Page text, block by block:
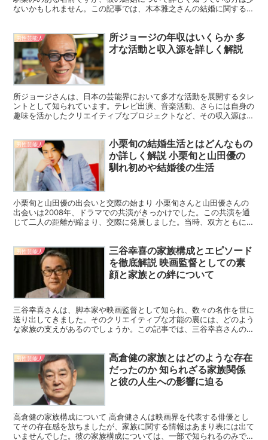
ないかもしれません。この記事では、木本雅之さんの結婚に関する情
男性芸能人
所ジョージの年収はいくらか 多
才な活動と収入源を詳しく解説
所ジョージさんは、日本の芸能界において多才な活動を展開するタレ
ントとして知られています。テレビ出演、音楽活動、さらには自身の
趣味を活かしたクリエイティブなプロジェクトなど、その収入源は多
男性芸能人
小栗旬の結婚生活とはどんなもの
か詳しく解説 小栗旬と山田優の
馴れ初めや結婚後の生活
小栗旬と山田優の出会いと交際の始まり 小栗旬さんと山田優さんの
出会いは2008年、ドラマでの共演がきっかけでした。この共演を通
じて二人の距離が縮まり、交際に発展しました。当時、双方ともに人
男性芸能人
三谷幸喜の家族構成とエピソード
を徹底解説 映画監督としての素
顔と家族との絆について
三谷幸喜さんは、脚本家や映画監督として知られ、数々の名作を世に
送り出してきました。そのクリエイティブな才能の裏には、どのよう
な家族の支えがあるのでしょうか。この記事では、三谷幸喜さんの家
男性芸能人
高倉健の家族とはどのような存在
だったのか 知られざる家族関係
と彼の人生への影響に迫る
高倉健の家族構成について 高倉健さんは映画界を代表する俳優とし
てその存在感を放ちましたが、家族に関する情報はあまり表には出て
いませんでした。彼の家族構成については、一部で知られるのみで、